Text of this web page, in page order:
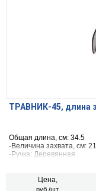
ТРАВНИК-45, длина
Общая длина, см: 34.5
-Величина захвата, см: 21
-Ручка: Деревянная
Цена,
руб./шт.